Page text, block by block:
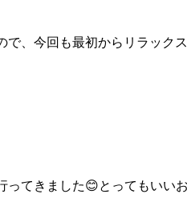
、今回も最初からリラック
てきました😊とってもいい